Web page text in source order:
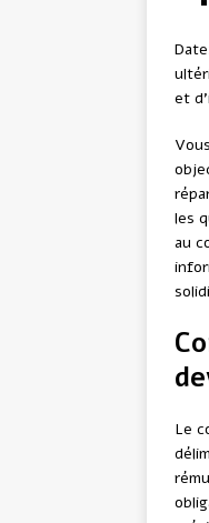
et
les
au
Le